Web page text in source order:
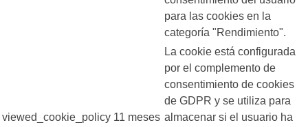
para las cookies en la
categoría "Rendimiento".
viewed_cookie_policy 11 meses
La cookie está configurada
por el complemento de
consentimiento de cookies
de GDPR y se utiliza para
almacenar si el usuario ha